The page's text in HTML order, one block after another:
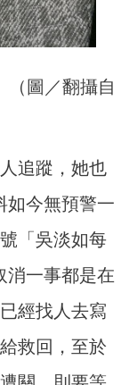
（圖／翻攝自
追蹤，她也
如今無預警一
「吳淡如每
消一事都是在
經找人去寫
救回，至於